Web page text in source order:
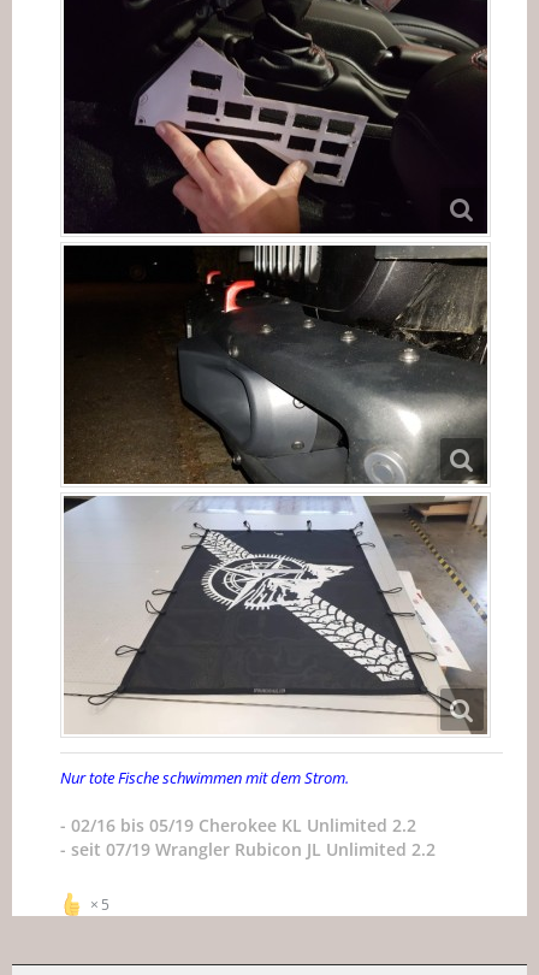
Nur tote Fische schwimmen mit dem Strom.
- 02/16 bis 05/19 Cherokee KL Unlimited 2.2
- seit 07/19 Wrangler Rubicon JL Unlimited 2.2
5